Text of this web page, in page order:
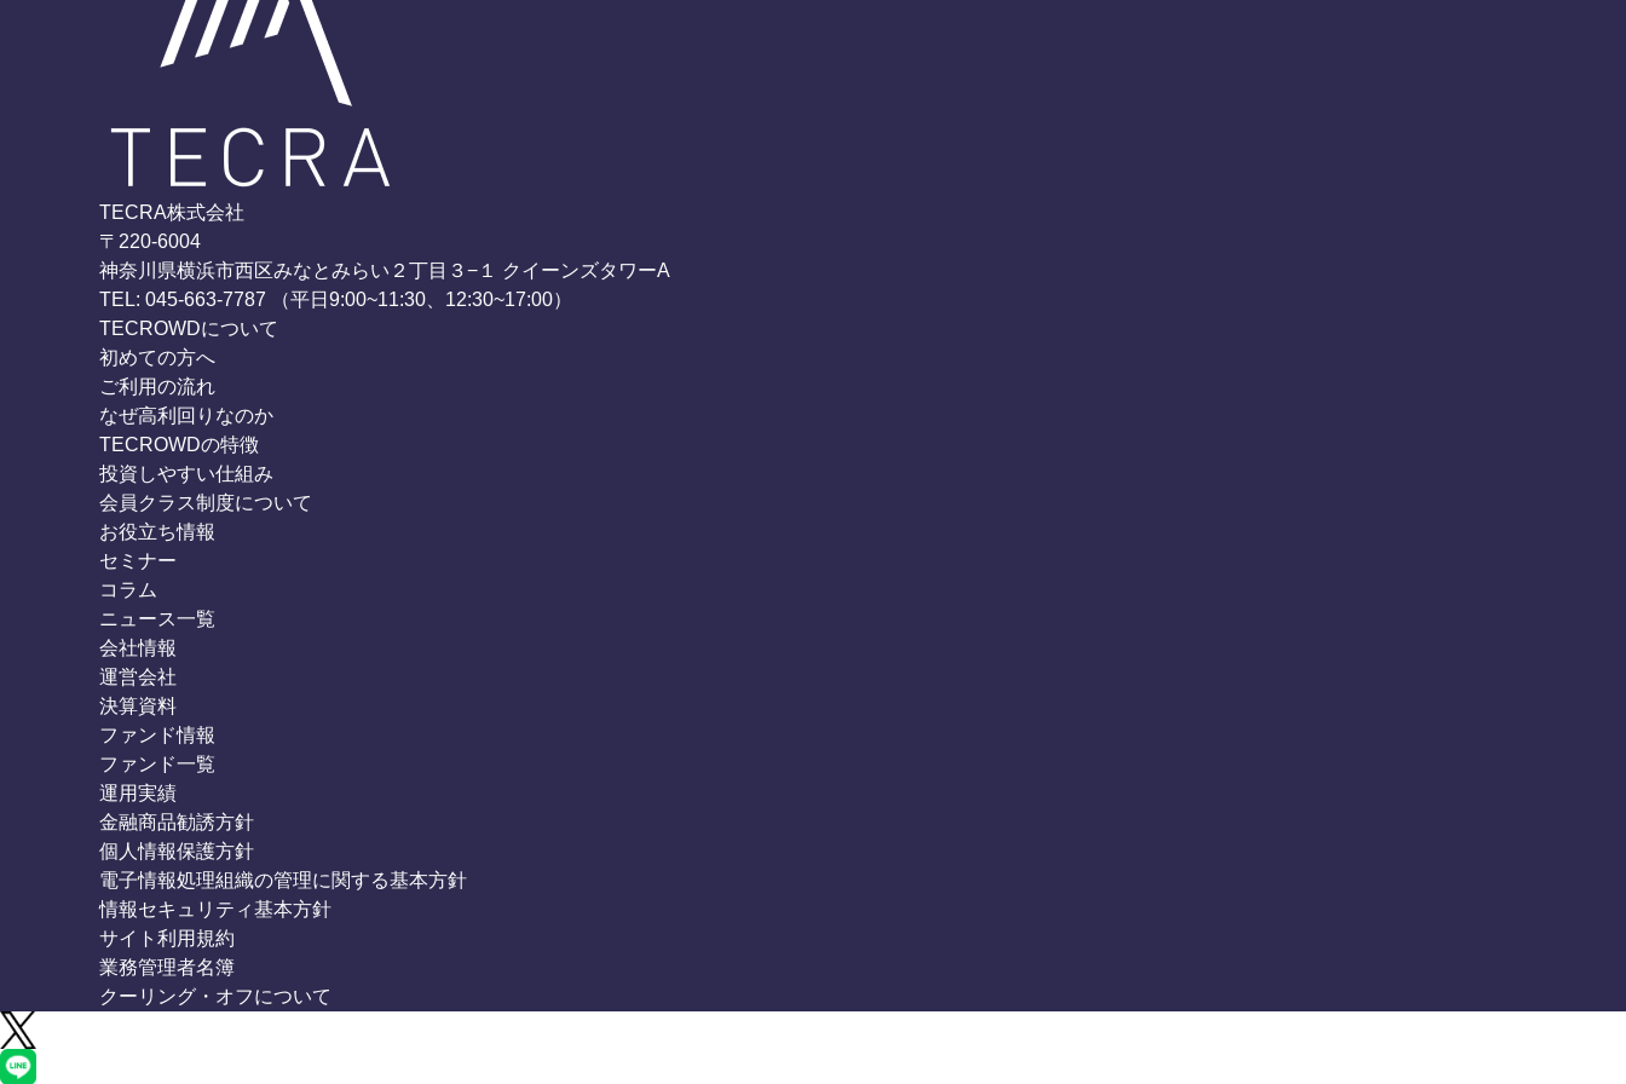
TECRA株式会社
〒220-6004
神奈川県横浜市西区みなとみらい２丁目３−１ クイーンズタワーA
TEL: 045-663-7787 （平日9:00~11:30、12:30~17:00）
TECROWDについて
初めての方へ
ご利用の流れ
なぜ高利回りなのか
TECROWDの特徴
投資しやすい仕組み
会員クラス制度について
お役立ち情報
セミナー
コラム
ニュース一覧
会社情報
運営会社
決算資料
ファンド情報
ファンド一覧
運用実績
金融商品勧誘方針
個人情報保護方針
電子情報処理組織の管理に関する基本方針
情報セキュリティ基本方針
サイト利用規約
業務管理者名簿
クーリング・オフについて